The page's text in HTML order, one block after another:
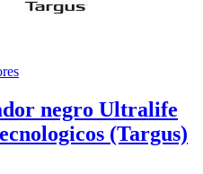
negro Ultralife
(Targus)